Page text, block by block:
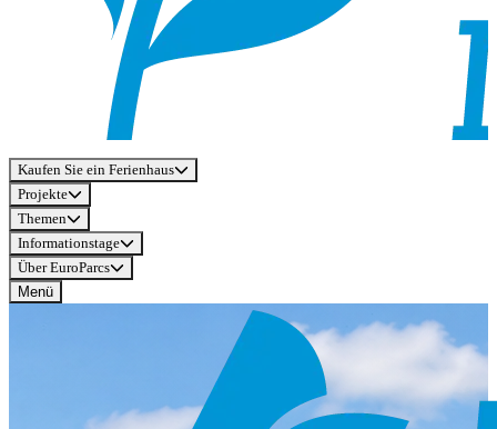
Kaufen Sie ein Ferienhaus
Projekte
Themen
Informationstage
Über EuroParcs
Menü